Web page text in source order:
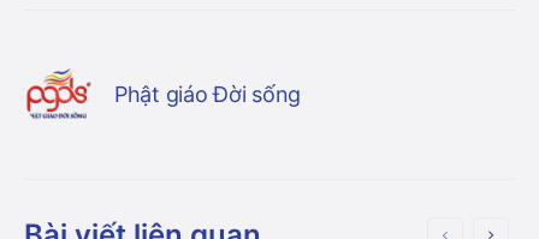
Phật giáo Đời sống